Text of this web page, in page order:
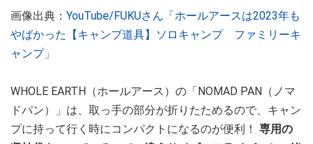
画像出典： YouTube/FUKUさん「ホールアースは2023年も
やばかった【キャンプ道具】ソロキャンプ ファミリーキ
ャンプ」
WHOLE EARTH（ホールアース）の「NOMAD PAN（ノマ
ドパン）」は、取っ手の部分が折りたためるので、キャン
プに持って行く時にコンパクトになるのが便利！ 専用の